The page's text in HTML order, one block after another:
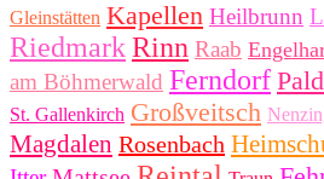
Gleinstätten Kapellen Heilbrunn
RiedmarkRinn Raab
am Böhmerwald Ferndorf
St. Gallenkirch Großveitsch
Magdalen Rosenbach